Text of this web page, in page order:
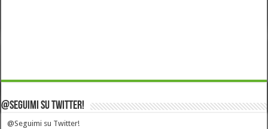
@Seguimi su Twitter!
@Seguimi su Twitter!